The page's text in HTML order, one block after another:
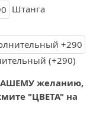
Штанга
(+290)
желанию,
"ЦВЕТА" на